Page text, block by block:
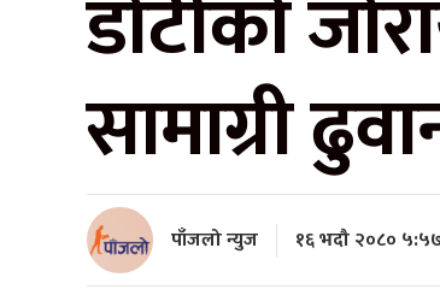
डोटीको
सामाग्री
पाँजलो न्युज १६ भदौ २०८०